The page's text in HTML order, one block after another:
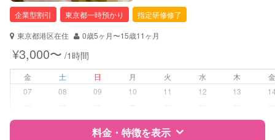
対応可能/特徴 子育て経験
病児対応
障がい児対応 対応可否は個別に相談
お引き受けしていません
企業型割引 東京都一時預かり
指定研修修了
東京都港区在住
0歳5ヶ月〜15歳11ヶ月
¥3,000〜 /1時間
金 土 日 月 火 水 木
07
08 09 10 11 12 13
料金・特徴を表示